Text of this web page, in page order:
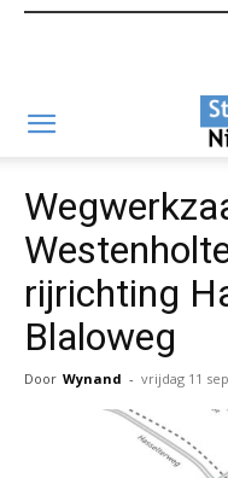
rijrichting
Blaloweg
Door Wynand - vrijdag 11